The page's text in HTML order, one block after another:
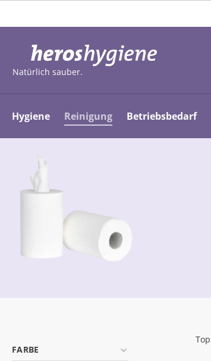
Natürlich sauber.
Hygiene Reinigung Betriebsbedarf
FARBE